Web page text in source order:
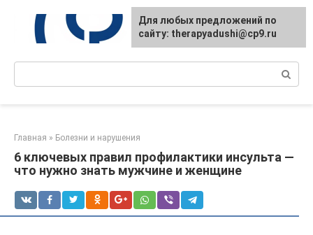
контенту
Главная » Болезни и нарушения
6 ключевых правил профилактики инсульта —
что нужно знать мужчине и женщине
Для любых предложений по
сайту: therapyadushi@cp9.ru